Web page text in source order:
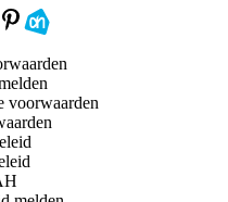
voorwaarden